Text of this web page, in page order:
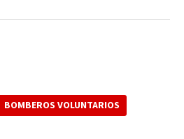
BOMBEROS VOLUNTARIOS